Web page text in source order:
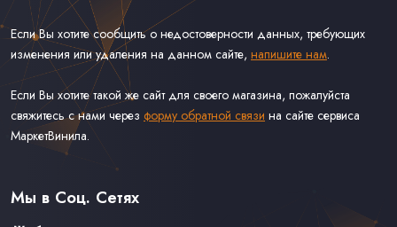
Если Вы хотите сообщить о недостоверности данных, требующих
изменения или удаления на данном сайте, напишите нам.
Если Вы хотите такой же сайт для своего магазина, пожалуйста
свяжитесь с нами через форму обратной связи на сайте сервиса
МаркетВинила.
Связаться С Нами
Оферта
Мы в Соц. Сетях